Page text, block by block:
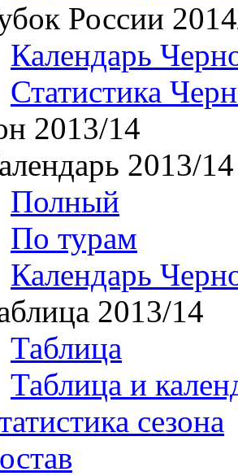
России
Календарь
Статистика
2013/14
2013/14
Полный
По турам
Календарь
2013/14
Таблица
Таблица и
сезона